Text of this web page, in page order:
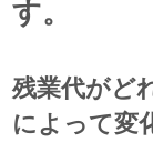
す。
残業代がど
によって変